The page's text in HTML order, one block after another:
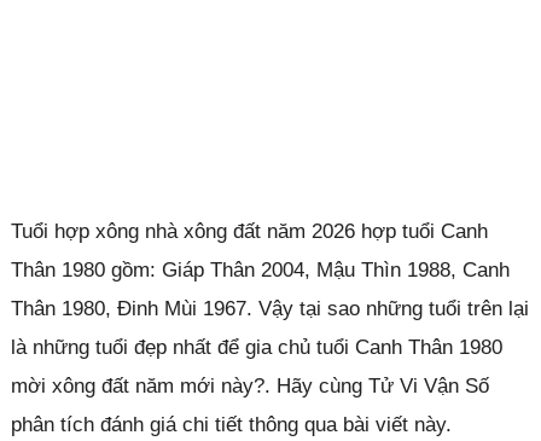
Tuổi hợp xông nhà xông đất năm 2026 hợp tuổi Canh
Thân 1980 gồm: Giáp Thân 2004, Mậu Thìn 1988, Canh
Thân 1980, Đinh Mùi 1967. Vậy tại sao những tuổi trên lại
là những tuổi đẹp nhất để gia chủ tuổi Canh Thân 1980
mời xông đất năm mới này?. Hãy cùng Tử Vi Vận Số
phân tích đánh giá chi tiết thông qua bài viết này.